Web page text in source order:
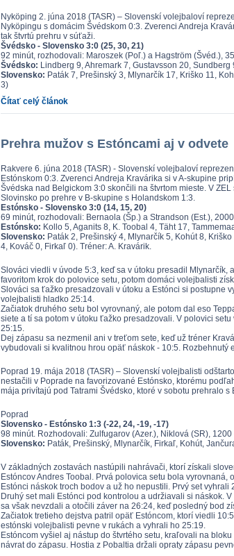
Nyköping 2. júna 2018 (TASR) – Slovenskí volejbaloví
Nyköpingu s domácim Švédskom 0:3. Zverenci Andreja
tak štvrtú prehru v súťaži.
Švédsko - Slovensko 3:0 (25, 30, 21)
92 minút, rozhodovali: Maroszek (Poľ.) a Hagström (Švéd.),
Švédsko: Lindberg 9, Ahremark 7, Gustavsson 20,
Slovensko: Paták 7, Prešinský 3, Mlynarčík 17, Kriško 11,
3)
Čítať celý článok
Prehra mužov s Estóncami aj v odvete
Rakvere 6. júna 2018 (TASR) - Slovenskí volejbaloví
Estónskom 0:3. Zverenci Andreja Kravárika si v A-skupine
Švédska nad Belgickom 3:0 skončili na štvrtom mieste. V
Slovinsko po prehre v B-skupine s Holandskom 1:3.
Estónsko - Slovensko 3:0 (14, 15, 20)
69 minút, rozhodovali: Bernaola (Šp.) a Strandson (Est.),
Estónsko: Kollo 5, Aganits 8, K. Toobal 4, Täht 17,
Slovensko: Paták 2, Prešinský 4, Mlynarčík 5, Kohút 8,
4, Kováč 0, Firkaľ 0). Tréner: A. Kravárik.
Slováci viedli v úvode 5:3, keď sa v útoku presadil
favoritom krok do polovice setu, potom domáci volejbalisti
Slováci sa ťažko presadzovali v útoku a Estónci si postupne
volejbalisti hladko 25:14.
Začiatok druhého setu bol vyrovnaný, ale potom dal eso
siete a tí sa potom v útoku ťažko presadzovali. V polovici
25:15.
Dej zápasu sa nezmenil ani v treťom sete, keď už tréner
vybudovali si kvalitnou hrou opäť náskok - 10:5. Rozbehnutý
Poprad 19. mája 2018 (TASR) – Slovenskí volejbalisti
nestačili v Poprade na favorizované Estónsko, ktorému
mája privítajú pod Tatrami Švédsko, ktoré v sobotu prehralo s
Poprad
Slovensko - Estónsko 1:3 (-22, 24, -19, -17)
98 minút. Rozhodovali: Zulfugarov (Azer.), Niklová (SR), 1200
Slovensko: Paták, Prešinský, Mlynarčík, Firkaľ, Kohút,
V základných zostavách nastúpili nahrávači, ktorí získali
Estóncov Andres Toobal. Prvá polovica setu bola
Estónci náskok troch bodov a už ho nepustili. Prvý set vyhrali
Druhý set mali Estónci pod kontrolou a udržiavali si náskok.
sa však nevzdali a otočili záver na 26:24, keď posledný bod
Začiatok tretieho dejstva patril opäť Estóncom, ktorí viedli
estónski volejbalisti pevne v rukách a vyhrali ho 25:19.
Estóncom vyšiel aj nástup do štvrtého setu, kraľovali na
návrat do zápasu. Hostia z Pobaltia držali opraty zápasu